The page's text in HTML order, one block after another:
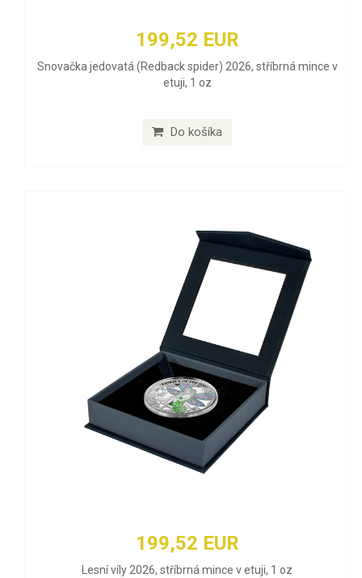
199,52 EUR
Snovačka jedovatá (Redback spider) 2026, stříbrná mince v
etuji, 1 oz
Do košíka
199,52 EUR
Lesní víly 2026, stříbrná mince v etuji, 1 oz